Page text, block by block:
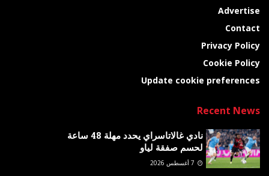
Advertise
Contact
Privacy Policy
Cookie Policy
Update cookie preferences
Recent News
نادي غالاتاسراي يحدد مهلة 48 ساعة
لحسم صفقة لياو